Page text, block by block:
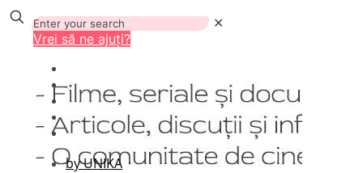
✕
Vrei să ne ajuți?
by UNIKA